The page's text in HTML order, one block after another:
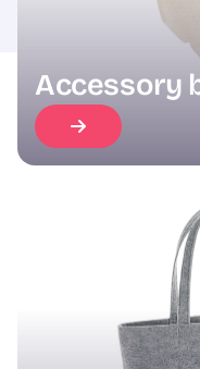
Accessory